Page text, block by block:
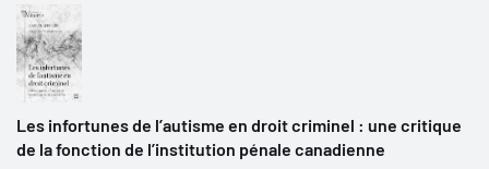
Les infortunes de l’autisme en droit criminel : une critique
de la fonction de l’institution pénale canadienne